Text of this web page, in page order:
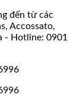
đến từ các
Accossato,
- Hotline: 0901